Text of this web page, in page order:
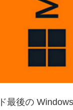
最後の